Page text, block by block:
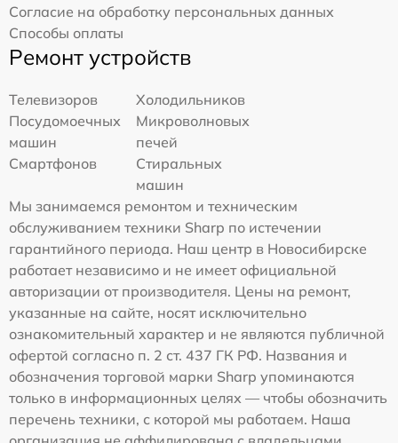
Согласие на обработку персональных данных
Способы оплаты
Ремонт устройств
Телевизоров
Холодильников
Посудомоечных
машин
Микроволновых
печей
Смартфонов
Стиральных
машин
Мы занимаемся ремонтом и техническим
обслуживанием техники Sharp по истечении
гарантийного периода. Наш центр в Новосибирске
работает независимо и не имеет официальной
авторизации от производителя. Цены на ремонт,
указанные на сайте, носят исключительно
ознакомительный характер и не являются публичной
офертой согласно п. 2 ст. 437 ГК РФ. Названия и
обозначения торговой марки Sharp упоминаются
только в информационных целях — чтобы обозначить
перечень техники, с которой мы работаем. Наша